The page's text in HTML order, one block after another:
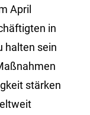
April
in
halten sein
stärken